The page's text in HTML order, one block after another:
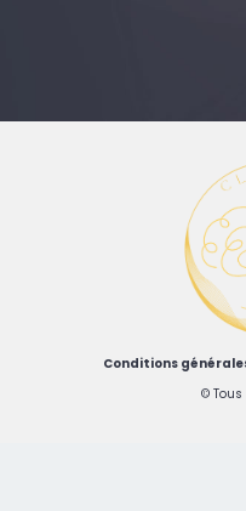
Conditions
© Tous